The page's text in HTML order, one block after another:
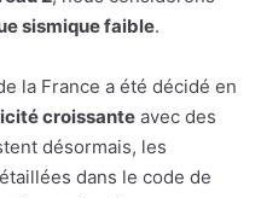
sismique faible.
la France a été décidé en
croissante avec des
désormais, les
dans le code de